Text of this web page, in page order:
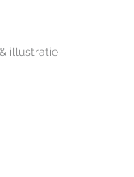
illustratie